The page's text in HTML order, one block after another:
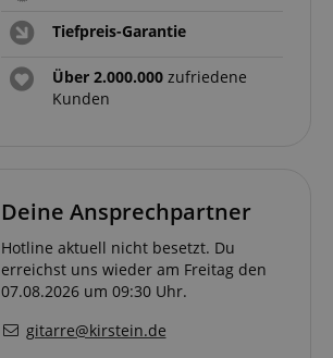
Tiefpreis-Garantie
Über 2.000.000 zufriedene
Kunden
Deine Ansprechpartner
Hotline aktuell nicht besetzt. Du
erreichst uns wieder am Freitag den
07.08.2026 um 09:30 Uhr.
gitarre@kirstein.de